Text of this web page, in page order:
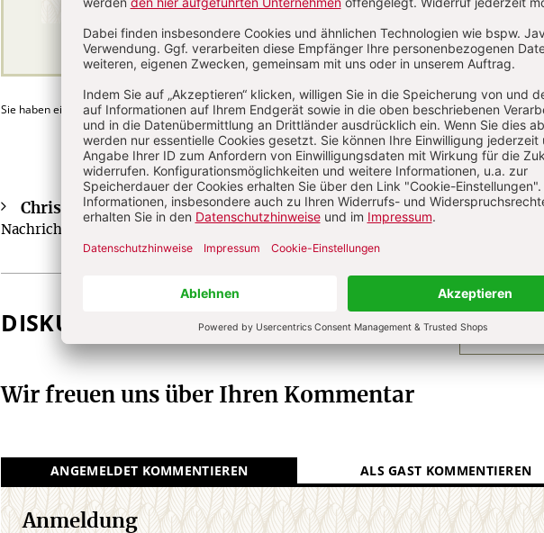
Sie haben ein Abonnement?Anmelden
Christoph Arens
Leiter der Inlandsredaktion der Katholischen
Nachrichten-Agentur, Bonn.
DISKUSSION
Wir freuen uns über Ihren Kommentar
ANGEMELDET KOMMENTIEREN ALS GAST KOMMENTIEREN
Anmeldung